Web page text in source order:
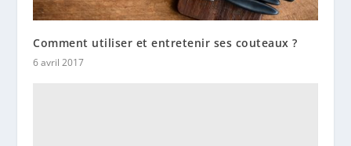
Comment utiliser et entretenir ses couteaux ?
6 avril 2017